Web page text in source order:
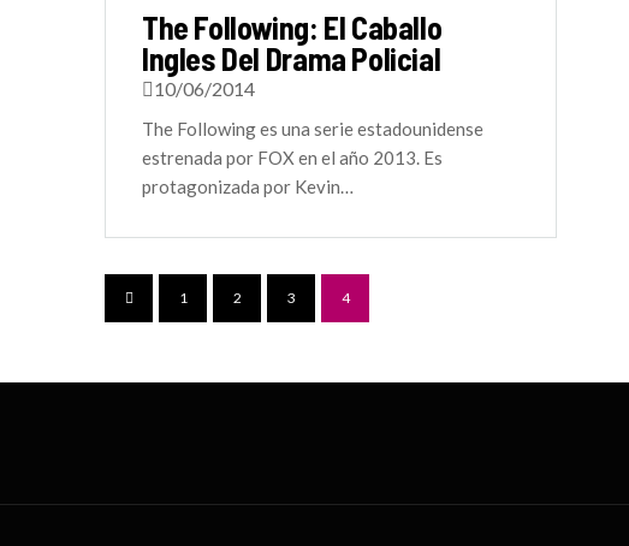
The Following: El Caballo
Ingles Del Drama Policial
10/06/2014
The Following es una serie estadounidense
estrenada por FOX en el año 2013. Es
protagonizada por Kevin…
1 2 3 4